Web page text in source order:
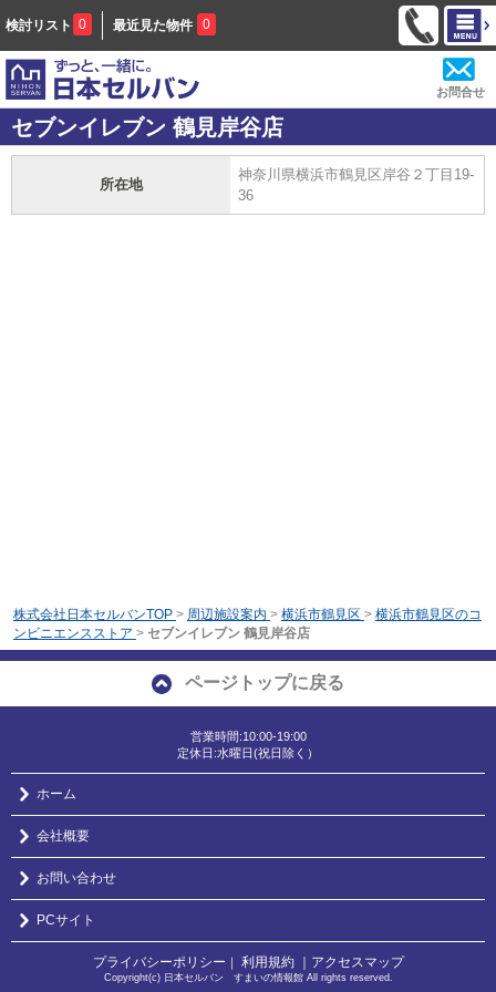
検討リスト 0 最近見た物件 0
お問合せ
セブンイレブン 鶴見岸谷店
所在地
神奈川県横浜市鶴見区岸谷２丁目19-
36
株式会社日本セルバンTOP > 周辺施設案内 > 横浜市鶴見区 > 横浜市鶴見区のコ
ンビニエンスストア > セブンイレブン 鶴見岸谷店
ページトップに戻る
営業時間:10:00-19:00
定休日:水曜日(祝日除く）
ホーム
会社概要
お問い合わせ
PCサイト
プライバシーポリシー 利用規約 ｜アクセスマップ
Copyright(c) 日本セルバン すまいの情報館 All rights reserved.